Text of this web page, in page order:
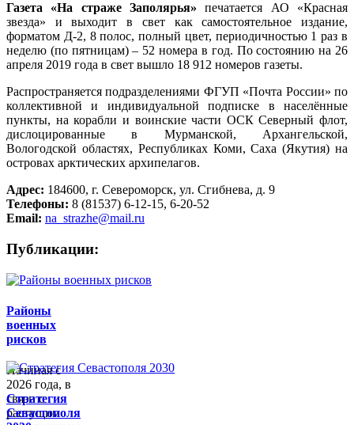
Газета «На страже Заполярья» печатается АО «Красная
звезда» и выходит в свет как самостоятельное издание,
форматом Д-2, 8 полос, полный цвет, периодичностью 1 раз в
неделю (по пятницам) – 52 номера в год. По состоянию на 26
апреля 2019 года в свет вышло 18 912 номеров газеты.
Распространяется подразделениями ФГУП «Почта России» по
коллективной и индивидуальной подписке в населённые
пункты, на корабли и воинские части ОСК Северный флот,
дислоцированные в Мурманской, Архангельской,
Вологодской областях, Республиках Коми, Саха (Якутия) на
островах арктических архипелагов.
Адрес: 184600, г. Североморск, ул. Сгибнева, д. 9
Телефоны: 8 (81537) 6-12-15, 6-20-52
Email: na_strazhe@mail.ru
Публикации:
Районы
военных
рисков
Начиная с
2026 года, в
связи с
растущим
Стратегия
Севастополя